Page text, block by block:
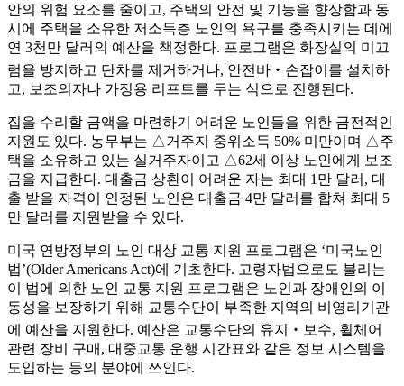
안의 위험 요소를 줄이고, 주택의 안전 및 기능을 향상함과 동
시에 주택을 소유한 저소득층 노인의 욕구를 충족시키는 데에
연 3천만 달러의 예산을 책정한다. 프로그램은 화장실의 미끄
럼을 방지하고 단차를 제거하거나, 안전바‧손잡이를 설치하
고, 보조의자나 가정용 리프트를 두는 식으로 진행된다.
집을 수리할 금액을 마련하기 어려운 노인들을 위한 금전적인
지원도 있다. 농무부는 △거주지 중위소득 50% 미만이며 △주
택을 소유하고 있는 실거주자이고 △62세 이상 노인에게 보조
금을 지급한다. 대출금 상환이 어려운 자는 최대 1만 달러, 대
출 받을 자격이 인정된 노인은 대출금 4만 달러를 합쳐 최대 5
만 달러를 지원받을 수 있다.
미국 연방정부의 노인 대상 교통 지원 프로그램은 ‘미국노인
법’(Older Americans Act)에 기초한다. 고령자법으로도 불리는
이 법에 의한 노인 교통 지원 프로그램은 노인과 장애인의 이
동성을 보장하기 위해 교통수단이 부족한 지역의 비영리기관
에 예산을 지원한다. 예산은 교통수단의 유지‧보수, 휠체어
관련 장비 구매, 대중교통 운행 시간표와 같은 정보 시스템을
도입하는 등의 분야에 쓰인다.